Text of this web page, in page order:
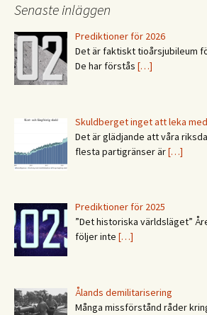
Senaste inläggen
Prediktioner för 2026
Det är faktiskt tioårsjubileum
De har förstås […]
Skuldberget inget att leka med
Det är glädjande att våra
flesta partigränser är[…]
Prediktioner för 2025
”Det historiska världsläget”
följer inte […]
Ålands demilitarisering
Många missförstånd råder